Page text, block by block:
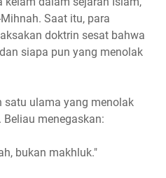
Saat itu, para
doktrin sesat bahwa
siapa pun yang menolak
satu ulama yang menolak
menegaskan:
bukan makhluk."